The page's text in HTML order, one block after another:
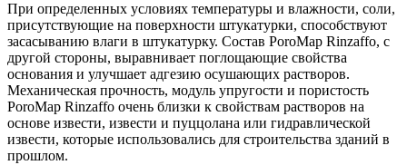
При определенных условиях температуры и влажности, соли,
присутствующие на поверхности штукатурки, способствуют
засасыванию влаги в штукатурку. Состав PoroMap Rinzaffo, с
другой стороны, выравнивает поглощающие свойства
основания и улучшает адгезию осушающих растворов.
Механическая прочность, модуль упругости и пористость
PoroMap Rinzaffo очень близки к свойствам растворов на
основе извести, извести и пуццолана или гидравлической
извести, которые использовались для строительства зданий в
прошлом.